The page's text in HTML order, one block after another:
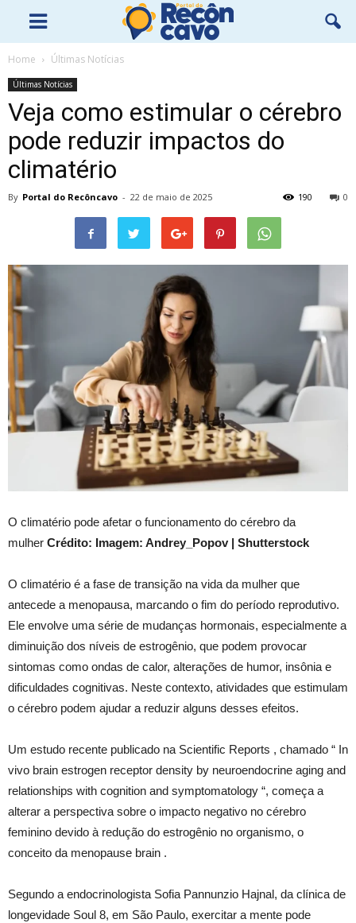
Home Últimas Notícias
Últimas Notícias
Veja como estimular o cérebro
pode reduzir impactos do
climatério
By Portal do Recôncavo - 22 de maio de 2025 0
190
O climatério pode afetar o funcionamento do cérebro da
mulher Crédito: Imagem: Andrey_Popov | Shutterstock
O climatério é a fase de transição na vida da mulher que
antecede a menopausa, marcando o fim do período reprodutivo.
Ele envolve uma série de mudanças hormonais, especialmente a
diminuição dos níveis de estrogênio, que podem provocar
sintomas como ondas de calor, alterações de humor, insônia e
dificuldades cognitivas. Neste contexto, atividades que estimulam
o cérebro podem ajudar a reduzir alguns desses efeitos.
Um estudo recente publicado na Scientific Reports , chamado “ In
vivo brain estrogen receptor density by neuroendocrine aging and
relationships with cognition and symptomatology “, começa a
alterar a perspectiva sobre o impacto negativo no cérebro
feminino devido à redução do estrogênio no organismo, o
conceito da menopause brain .
Segundo a endocrinologista Sofia Pannunzio Hajnal, da clínica de
longevidade Soul 8, em São Paulo, exercitar a mente pode